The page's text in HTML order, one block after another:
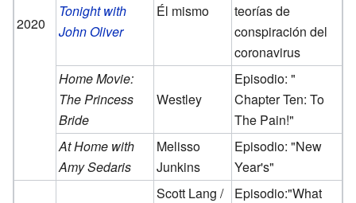
2020
Tonight with
John Oliver
Él mismo
teorías de
conspiración del
coronavirus
Home Movie:
The Princess
Bride
Westley
Episodio: "
Chapter Ten: To
The Pain!"
At Home with
Amy Sedaris
Melisso
Junkins
Episodio: "New
Year's"
Scott Lang /
Episodio:"What